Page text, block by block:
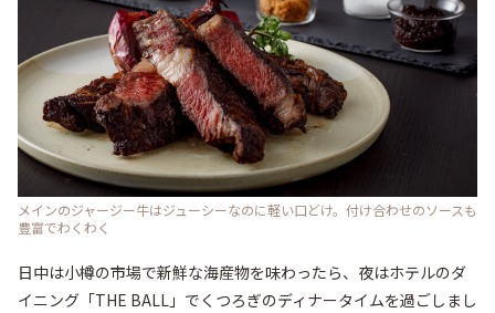
メインのジャージー牛はジューシーなのに軽い口どけ。付け合わせのソースも
豊富でわくわく
日中は小樽の市場で新鮮な海産物を味わったら、夜はホテルのダ
イニング「THE BALL」でくつろぎのディナータイムを過ごしまし